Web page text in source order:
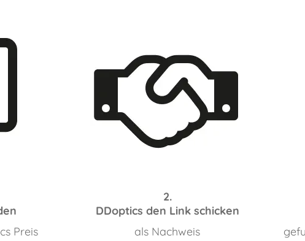
2.
DDoptics den Link schicken
Preis
als Nachweis